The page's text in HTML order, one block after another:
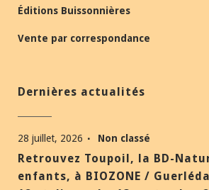
Éditions Buissonnières
Vente par correspondance
Dernières actualités
28 juillet, 2026 Non classé
Retrouvez Toupoil, la BD-
enfants, à BIOZONE /